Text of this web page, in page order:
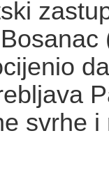
svrhe i